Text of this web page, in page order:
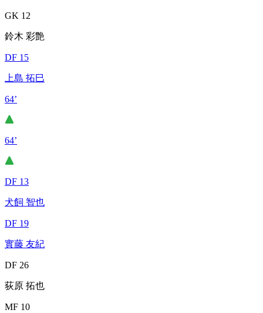
GK 12
鈴木 彩艶
DF 15
上島 拓巳
64’
64’
DF 13
犬飼 智也
DF 19
實藤 友紀
DF 26
荻原 拓也
MF 10